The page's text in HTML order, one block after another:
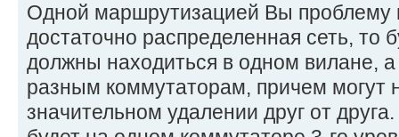
Одной маршрутизацией Вы проблему
достаточно распределенная сеть, то
должны находиться в одном вилане,
разным коммутаторам, причем могут
значительном удалении друг от